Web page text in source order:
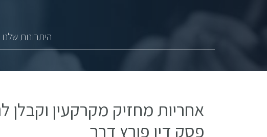
היתרונות שלנו
אחריות מחזיק מקרקעין וקבלן
פסק דין פורץ דרך